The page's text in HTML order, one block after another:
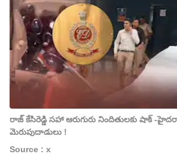
రాజ్ కేసిరెడ్డి సహా ఆరుగురు నిందితులకు షాక్ -
మెరుపుదాడులు !
Source : x